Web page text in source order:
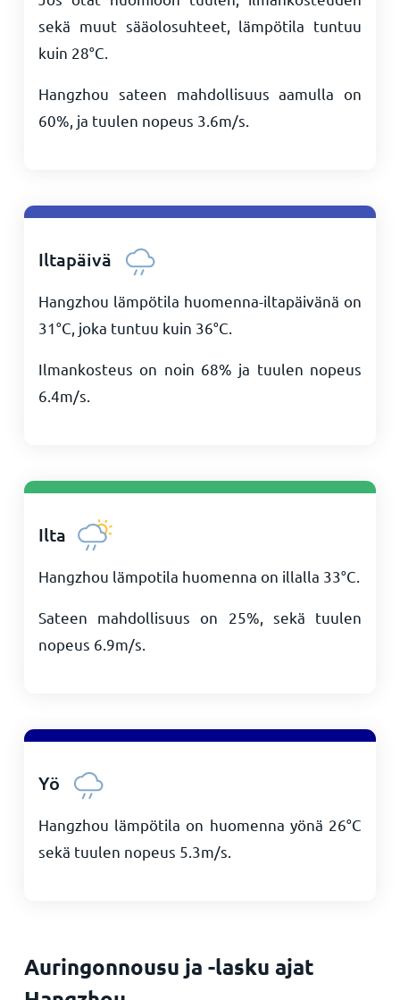
sekä muut sääolosuhteet, lämpötila tuntuu
kuin 28°C
Hangzhou sateen mahdollisuus aamulla on
60%, ja tuulen nopeus 3.6m/s
Iltapäivä
Hangzhou lämpötila huomenna-iltapäivänä on
31°C , joka tuntuu kuin 36°C
Ilmankosteus on noin 68% ja tuulen nopeus
6.4m/s
Ilta
Hangzhou lämpotila huomenna on illalla 33°C
Sateen mahdollisuus on 25%, sekä tuulen
nopeus 6.9m/s
Yö
Hangzhou lämpötila on huomenna yönä 26°C
sekä tuulen nopeus 5.3m/s
Auringonnousu ja -lasku ajat